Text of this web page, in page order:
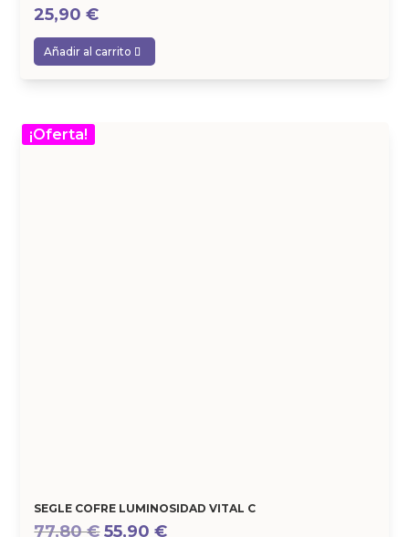
25,90€
Añadir al carrito
¡Oferta!
SEGLE COFRE LUMINOSIDAD VITAL C
77,80€ El
55,90€El